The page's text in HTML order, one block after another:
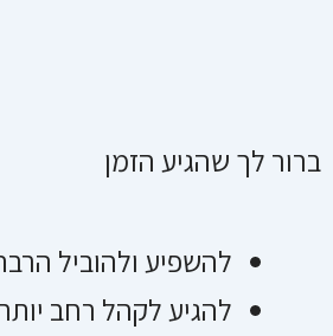
ברור לך שהגיע הזמן
להשפיע ולהוביל
להגיע לקהל רחב